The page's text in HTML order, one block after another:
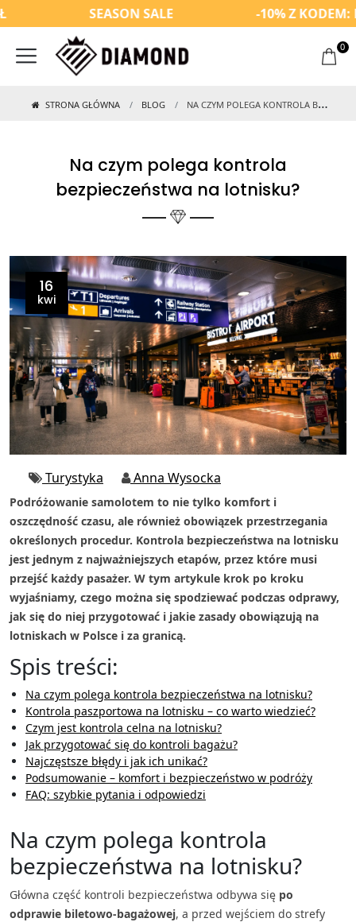
SEASON SALE -10% Z KODEM:
0
STRONA GŁÓWNA BLOG NA CZYM POLEGA KONTROLA BEZPIECZEŃSTWA NA LOTNISKU?
Na czym polega kontrola
bezpieczeństwa na lotnisku?
16
kwi
Turystyka Anna Wysocka
Podróżowanie samolotem to nie tylko komfort i
oszczędność czasu, ale również obowiązek przestrzegania
określonych procedur. Kontrola bezpieczeństwa na lotnisku
jest jednym z najważniejszych etapów, przez które musi
przejść każdy pasażer. W tym artykule krok po kroku
wyjaśniamy, czego można się spodziewać podczas odprawy,
jak się do niej przygotować i jakie zasady obowiązują na
lotniskach w Polsce i za granicą.
Spis treści:
Na czym polega kontrola bezpieczeństwa na lotnisku?
Kontrola paszportowa na lotnisku – co warto wiedzieć?
Czym jest kontrola celna na lotnisku?
Jak przygotować się do kontroli bagażu?
Najczęstsze błędy i jak ich unikać?
Podsumowanie – komfort i bezpieczeństwo w podróży
FAQ: szybkie pytania i odpowiedzi
Na czym polega kontrola
bezpieczeństwa na lotnisku?
Główna część kontroli bezpieczeństwa odbywa się po
odprawie biletowo-bagażowej, a przed wejściem do strefy